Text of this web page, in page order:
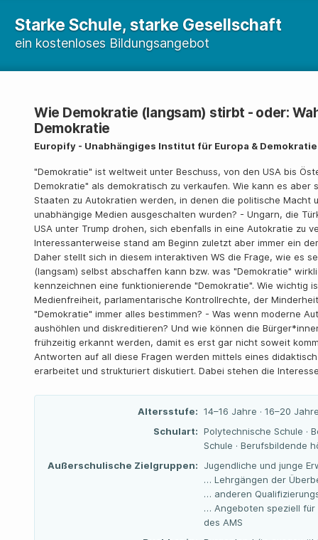
Starke Schule, starke Gesellschaft
ein kostenloses Bildungsangebot
Wie Demokratie (langsam) stirbt - oder:
Demokratie
Europify - Unabhängiges Institut für Europa &
"Demokratie" ist weltweit unter Beschuss, von den USA bis
Demokratie" als demokratisch zu verkaufen. Wie kann es aber
Staaten zu Autokratien werden, in denen die politische Macht
unabhängige Medien ausgeschalten wurden? - Ungarn, die
USA unter Trump drohen, sich ebenfalls in eine Autokratie zu
Interessanterweise stand am Beginn zuletzt aber immer ein
Daher stellt sich in diesem interaktiven WS die Frage, wie es
(langsam) selbst abschaffen kann bzw. was "Demokratie"
kennzeichnen eine funktionierende "Demokratie". Wie wichtig
Medienfreiheit, parlamentarische Kontrollrechte, der
"Demokratie" immer alles bestimmen? - Was wenn moderne
aushöhlen und diskreditieren? Und wie können die
frühzeitig erkannt werden, damit es erst gar nicht soweit
Antworten auf all diese Fragen werden mittels eines
erarbeitet und strukturiert diskutiert. Dabei stehen die
Altersstufe: 14–16 Jahre · 16–20
Schulart: Polytechnische Schule ·
Schule · Berufsbildende
Außerschulische Zielgruppen:
Jugendliche und junge
… Lehrgängen der
… anderen
… Angeboten speziell für
des AMS